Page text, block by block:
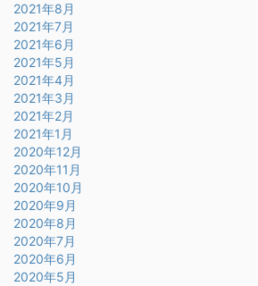
2021年8月
2021年7月
2021年6月
2021年5月
2021年4月
2021年3月
2021年2月
2021年1月
2020年12月
2020年11月
2020年10月
2020年9月
2020年8月
2020年7月
2020年6月
2020年5月